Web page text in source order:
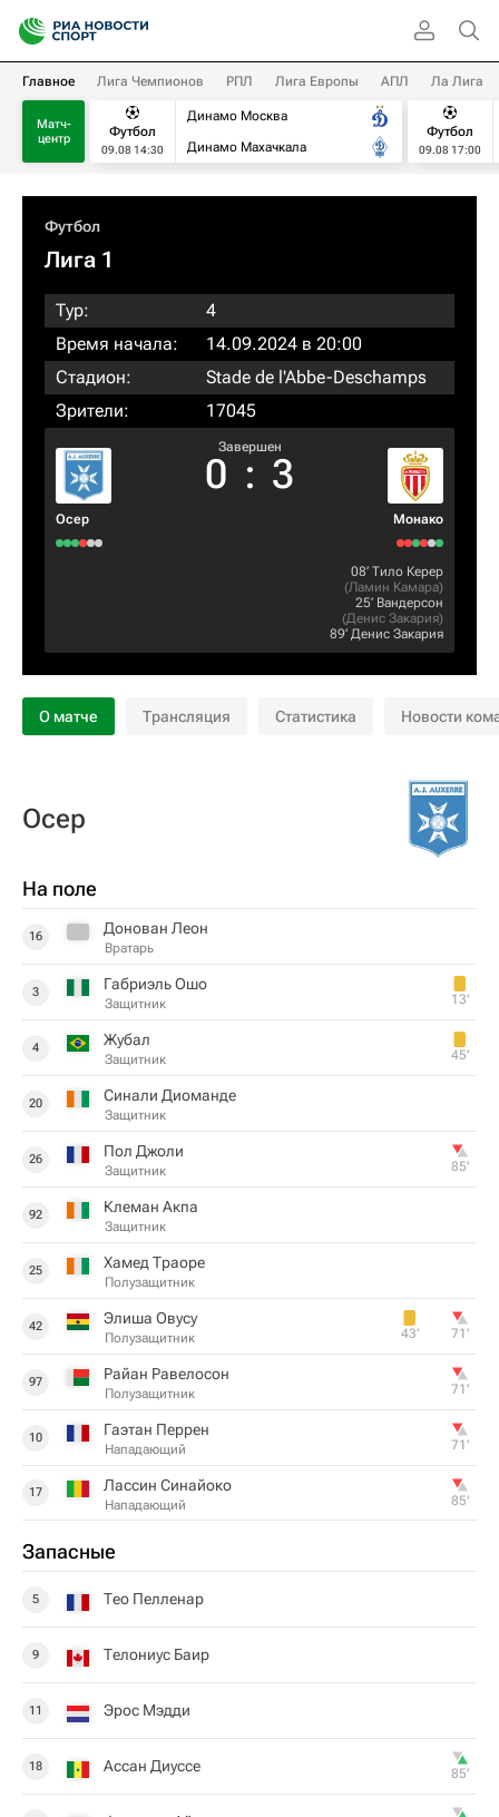
Главное Лига Чемпионов РПЛ Лига Европы АПЛ Ла Лига
Матч-
центр
Футбол
09.08 14:30
Динамо Москва
Динамо Махачкала
Футбол
09.08 17:00
Футбол
Лига 1
Тур:
4
Время начала:
14.09.2024 в 20:00
Стадион:
Stade de l'Abbe-Deschamps
Зрители:
17045
Осер
Завершен
0 : 3
Монако
08‎’‎ Тило Керер
(Ламин Камара)
25‎’‎ Вандерсон
(Денис Закария)
89‎’‎ Денис Закария
О матче Трансляция Статистика Новости
Осер
На поле
16 Донован Леон
Вратарь
3 Габриэль Ошо
Защитник 13‎’‎
4 Жубал
Защитник 45‎’‎
20 Синали Диоманде
Защитник
26 Пол Джоли
Защитник 85‎’‎
92 Клеман Акпа
Защитник
25 Хамед Траоре
Полузащитник
42 Элиша Овусу
Полузащитник 43‎’‎ 71‎’‎
97 Райан Равелосон
Полузащитник 71‎’‎
10 Гаэтан Перрен
Нападающий 71‎’‎
17 Лассин Синайоко
Нападающий 85‎’‎
Запасные
5 Тео Пелленар
9 Телониус Баир
11 Эрос Мэдди
18 Ассан Диуссе 85‎’‎